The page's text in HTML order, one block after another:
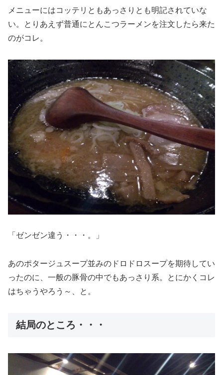
メニューにはコッテリともあっさりとも明記されていな
い。とりあえず普通にとんこつラーメンを注文したら来た
のがコレ。
「ゼンゼン違う・・・。」
あのポタージュスープ並みのドロドロスープを期待してい
ったのに、一般の豚骨の中でもあっさり系。とにかくコレ
はちゃうやろう～、と。
結局のところ・・・